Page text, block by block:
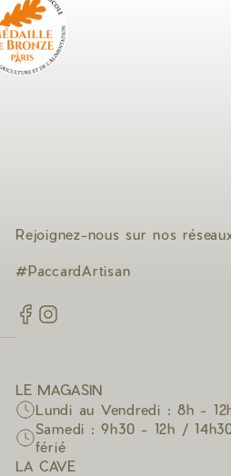
Rejoignez-nous sur nos
#PaccardArtisan
LE MAGASIN
Lundi au Vendredi : 8h -
Samedi : 9h30 - 12h /
férié
LA CAVE